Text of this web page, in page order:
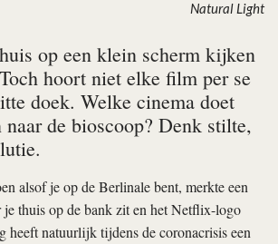
Natural Light
op een klein scherm kijken
hoort niet elke film per se
doek. Welke cinema doet
naar de bioscoop? Denk stilte,
alsof je op de Berlinale bent, merkte een
je thuis op de bank zit en het Netflix-logo
heeft natuurlijk tijdens de coronacrisis een